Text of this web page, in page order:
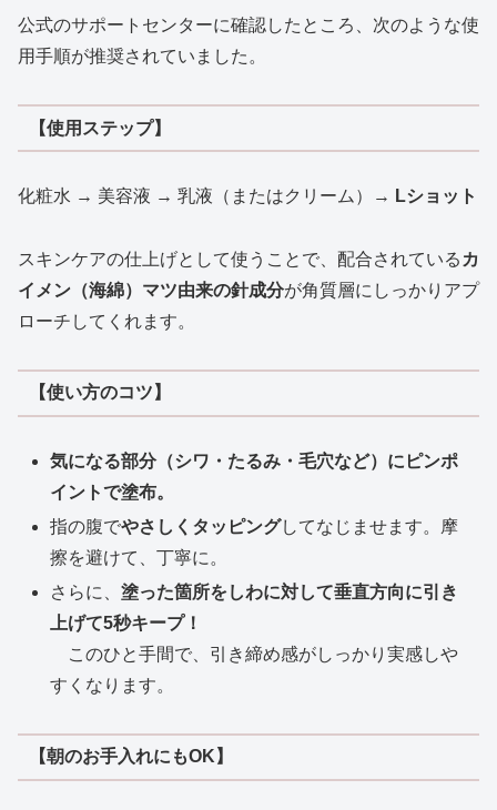
公式のサポートセンターに確認したところ、次のような使
用手順が推奨されていました。
【使用ステップ】
化粧水 → 美容液 → 乳液（またはクリーム）→ Lショット
スキンケアの仕上げとして使うことで、配合されている カ
イメン（海綿）マツ由来の針成分が角質層にしっかりアプ
ローチしてくれます。
【使い方のコツ】
気になる部分（シワ・たるみ・毛穴など）にピンポ
イントで塗布。
指の腹でやさしくタッピングしてなじませます。摩
擦を避けて、丁寧に。
さらに、塗った箇所をしわに対して垂直方向に引き
上げて5秒キープ！
このひと手間で、引き締め感がしっかり実感しや
すくなります。
【朝のお手入れにもOK】